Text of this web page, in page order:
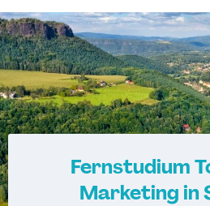
Fernstudium
Marketing in